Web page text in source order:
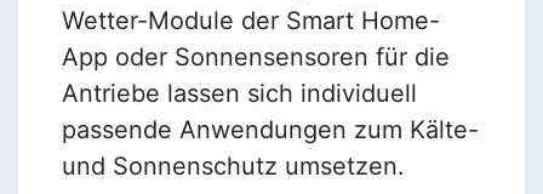
Wetter-Module der Smart Home-
App oder Sonnensensoren für die
Antriebe lassen sich individuell
passende Anwendungen zum Kälte-
und Sonnenschutz umsetzen.